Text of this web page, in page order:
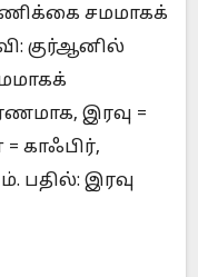
சமமாகக்
குர்ஆனில்
இரவு =
காஃபிர்,
பதில்: இரவு